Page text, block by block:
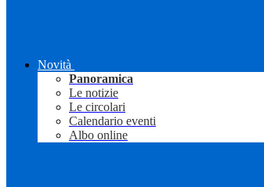
Novità
Panoramica
Le notizie
Le circolari
Calendario eventi
Albo online